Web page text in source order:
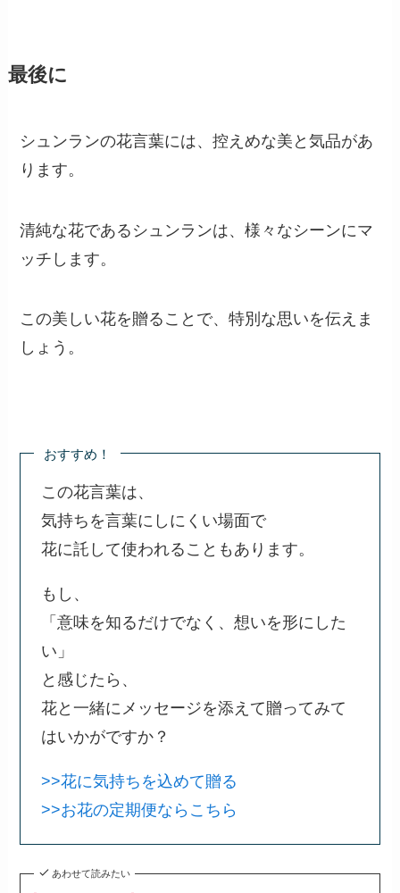
最後に
シュンランの花言葉には、控えめな美と気品があ
ります。
清純な花であるシュンランは、様々なシーンにマ
ッチします。
この美しい花を贈ることで、特別な思いを伝えま
しょう。
おすすめ！
この花言葉は、
気持ちを言葉にしにくい場面で
花に託して使われることもあります。
もし、
「意味を知るだけでなく、想いを形にした
い」
と感じたら、
花と一緒にメッセージを添えて贈ってみて
はいかがですか？
>>花に気持ちを込めて贈る
>>お花の定期便ならこちら
あわせて読みたい